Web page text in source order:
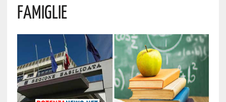
Famiglie